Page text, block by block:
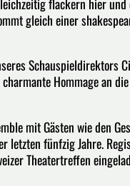
gleich einer
Schauspieldirektors
Hommage an
mit Gästen wie den
letzten fünfzig Jahre.
Theatertreffen